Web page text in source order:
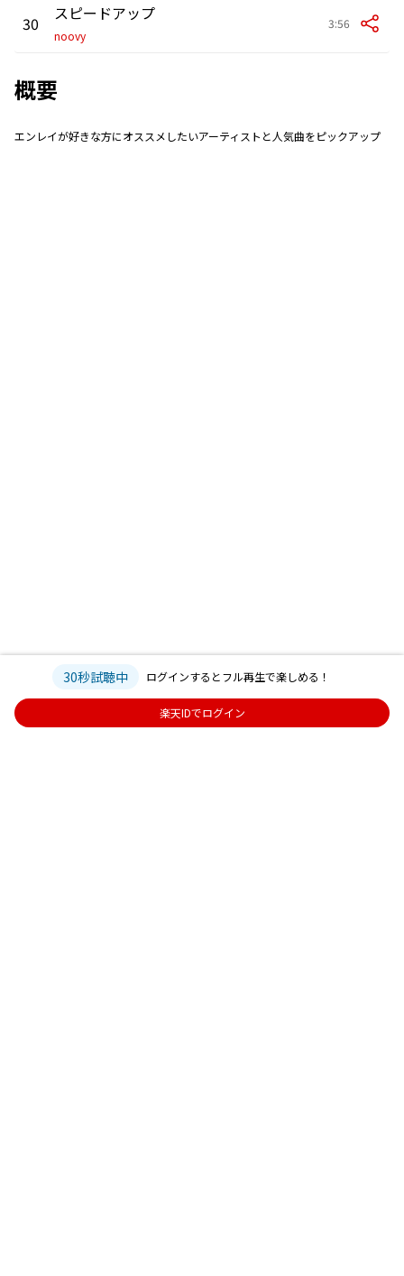
30 スピードアップ
noovy
3:56
概要
エンレイが好きな方にオススメしたいアーティストと人気曲をピックアップ
30秒試聴中 ログインするとフル再生で楽しめる！
楽天IDでログイン